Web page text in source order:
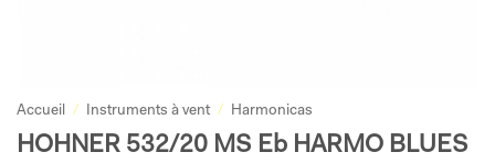
Accueil / Instruments à vent / Harmonicas
HOHNER 532/20 MS Eb HARMO BLUES